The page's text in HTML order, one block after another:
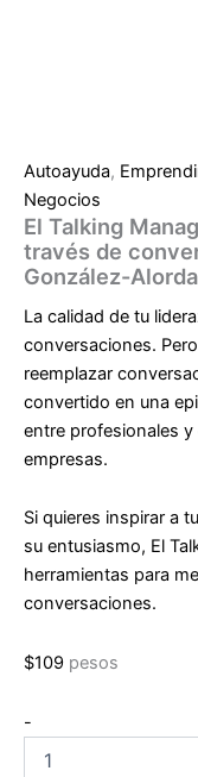
Autoayuda,
Negocios
El Talking
través de
González-Alorda
La calidad de tu
conversaciones.
reemplazar
convertido en una
entre profesionales y
empresas.
Si quieres inspirar a
su entusiasmo, El
herramientas para
conversaciones.
$109 pesos
-
Talking
Manager.